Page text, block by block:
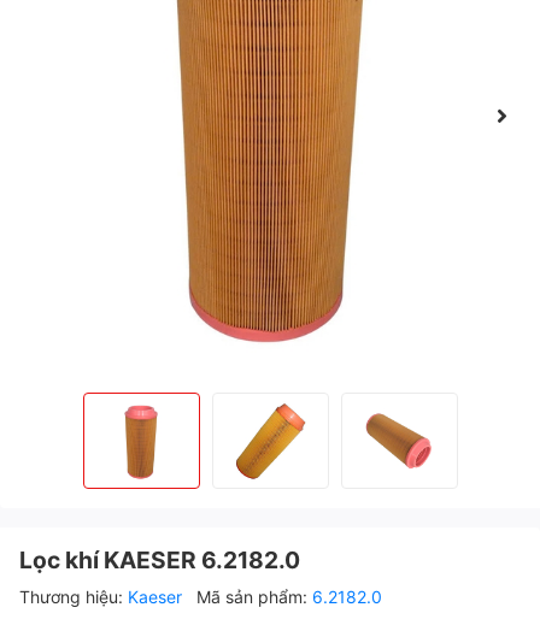
Lọc khí KAESER 6.2182.0
Thương hiệu: Kaeser Mã sản phẩm: 6.2182.0